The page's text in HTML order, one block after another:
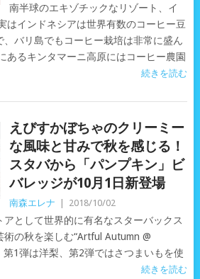
南半球のエキゾチックなリゾート、イ
はインドネシアは世界有数のコーヒー豆
バリ島でもコーヒー栽培は非常に盛ん
あるキンタマーニ高原にはコーヒー農園
続きを読む
えびすかぼちゃのクリーミー
な風味と甘みで秋を感じる！
スタバから「パンプキン」ビ
バレッジが10月1日新登場
南森エレナ 2018/10/02
として世界的に有名なスターバックス
術の秋を楽しむ“Artful Autumn @
第1弾は洋梨、第2弾ではさつまいもを使
続きを読む